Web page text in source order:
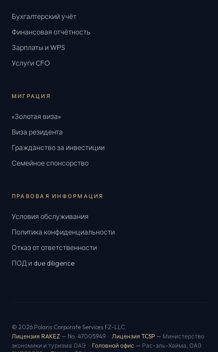
Бухгалтерский учёт
Финансовая отчётность
Зарплаты и WPS
Услуги CFO
МИГРАЦИЯ
«Золотая виза»
Виза резидента
Гражданство за инвестиции
Семейное спонсорство
ПРАВОВАЯ ИНФОРМАЦИЯ
Условия обслуживания
Политика конфиденциальности
Отказ от ответственности
ПОД и due diligence
© 2026 Polaris Corporate Services FZ-LLC.
Лицензия RAKEZ — No. 47005949 · Лицензия TCSP — Министерство
экономики и туризма ОАЭ · Головной офис — Рас-эль-Хайма, ОАЭ